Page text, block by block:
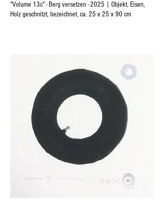
"Volume 13c" - Berg versetzen - 2025 | Objekt, Eisen,
Holz geschnitzt, bezeichnet, ca. 25 x 25 x 90 cm